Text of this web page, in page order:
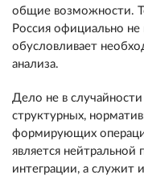
общие возможности.
Россия официально не
обусловливает
анализа.
Дело не в
структурных,
формирующих
является
интеграции, а служит